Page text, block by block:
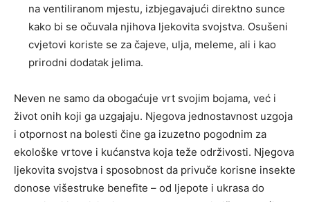
na ventiliranom mjestu, izbjegavajući direktno sunce
kako bi se očuvala njihova ljekovita svojstva. Osušeni
cvjetovi koriste se za čajeve, ulja, meleme, ali i kao
prirodni dodatak jelima.
Neven ne samo da obogaćuje vrt svojim bojama, već i
život onih koji ga uzgajaju. Njegova jednostavnost uzgoja
i otpornost na bolesti čine ga izuzetno pogodnim za
ekološke vrtove i kućanstva koja teže održivosti. Njegova
ljekovita svojstva i sposobnost da privuče korisne insekte
donose višestruke benefite – od ljepote i ukrasa do